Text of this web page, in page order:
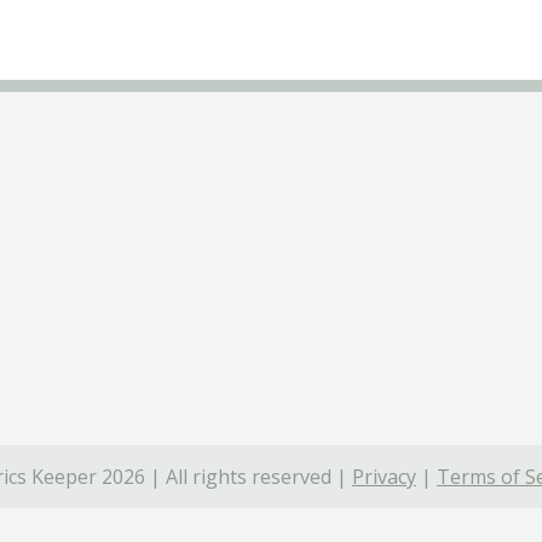
Keeper 2026 | All rights reserved | Privacy | Terms of